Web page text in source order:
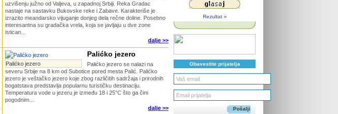
uzvišenju južno od Valjeva, u zapadnoj Srbiji. Reka Gradac
nastaje na sastavku Bukovske reke i Zabave. Karakteriše je
izrazito meandarsko vijuganje donjeg dela rečne doline. Posebno
interesantna su gradačka vrela, koja se javljaju u dve zone
istican...
dalje >>
Palićko jezero
Palićko jezero
Palićko jezero se nalazi na
severu Srbije na 8 km od Subotice pored mesta Palić. Palićko
jezero je veštačko jezero koje zbog različitih sadržaja i prirodnih
bogatstava predstavlja popularnu turističku destinaciju.
Temperatura vode u jezeru je između 18 i 25°C što ga čini
pogodnim...
dalje >>
Rezultat »
Obavestite prijatelja
Pošalji